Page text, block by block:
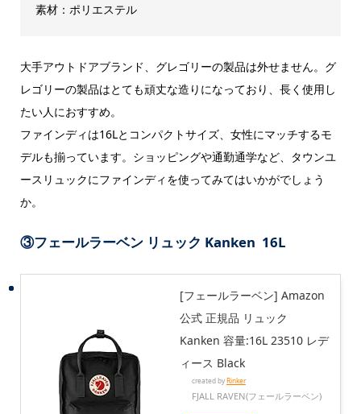
素材：ポリエステル
大手アウトドアブランド、グレゴリーの製品は外せません。グ
レゴリーの製品はとても頑丈な造りになっており、長く使用し
たい人におすすめ。
ファインディは16Lとコンパクトサイズ、女性にマッチするモ
デルも揃っています。ショッピングや通勤通学など、タウンユ
ースリュックにファインディを使ってみてはいかがでしょう
か。
③フェールラーベン リュック Kanken 16L
[フェールラーベン] Amazon
公式 正規品 リュック
Kanken 容量:16L 23510 レデ
ィース Black
created byRinker
FJALL RAVEN(フェールラーベン)